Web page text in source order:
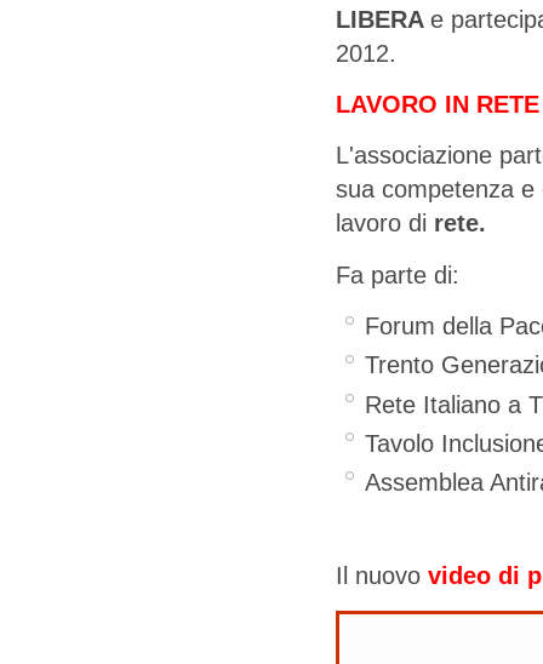
LIBERA e
2012.
LAVORO IN RETE
L'associazione
sua competenza e
lavoro di rete.
Fa parte di:
Forum della
Trento
Rete Italiano a
Tavolo
Assemblea
Il nuovo video di